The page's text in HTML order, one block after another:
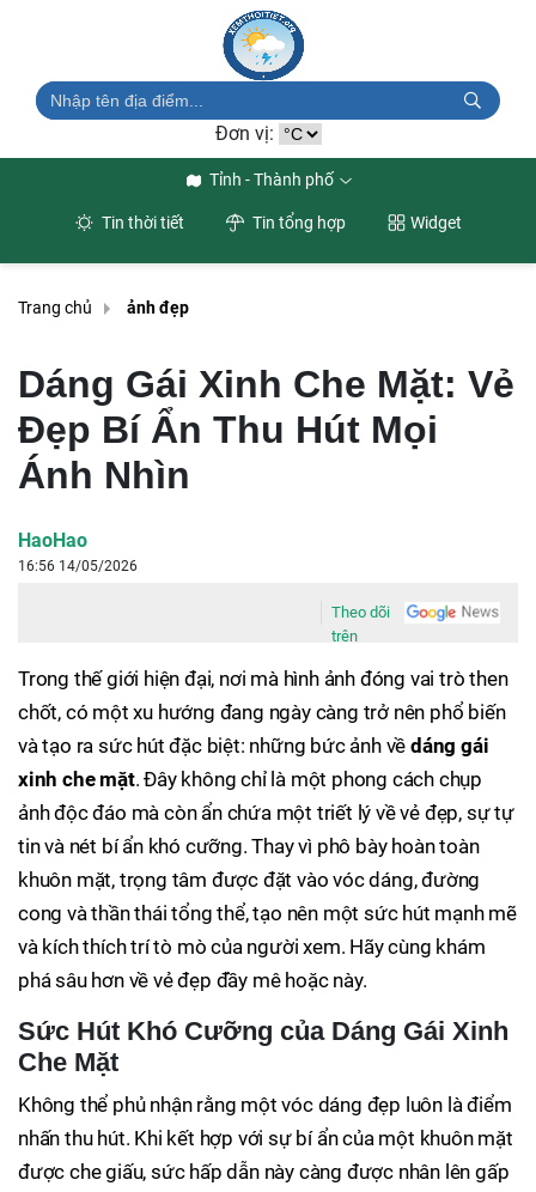
Đơn vị:
Tỉnh - Thành phố
Tin thời tiết Tin tổng hợp Widget
Trang chủ ảnh đẹp
Dáng Gái Xinh Che Mặt: Vẻ
Đẹp Bí Ẩn Thu Hút Mọi
Ánh Nhìn
HaoHao
16:56 14/05/2026
Theo dõi
trên
Trong thế giới hiện đại, nơi mà hình ảnh đóng vai trò then
chốt, có một xu hướng đang ngày càng trở nên phổ biến
và tạo ra sức hút đặc biệt: những bức ảnh về dáng gái
xinh che mặt. Đây không chỉ là một phong cách chụp
ảnh độc đáo mà còn ẩn chứa một triết lý về vẻ đẹp, sự tự
tin và nét bí ẩn khó cưỡng. Thay vì phô bày hoàn toàn
khuôn mặt, trọng tâm được đặt vào vóc dáng, đường
cong và thần thái tổng thể, tạo nên một sức hút mạnh mẽ
và kích thích trí tò mò của người xem. Hãy cùng khám
phá sâu hơn về vẻ đẹp đầy mê hoặc này.
Sức Hút Khó Cưỡng của Dáng Gái Xinh
Che Mặt
Không thể phủ nhận rằng một vóc dáng đẹp luôn là điểm
nhấn thu hút. Khi kết hợp với sự bí ẩn của một khuôn mặt
được che giấu, sức hấp dẫn này càng được nhân lên gấp